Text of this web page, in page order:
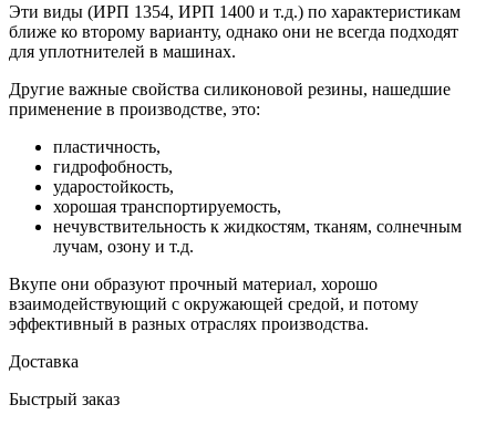
Эти виды (ИРП 1354, ИРП 1400 и т.д.) по характеристикам
ближе ко второму варианту, однако они не всегда подходят
для уплотнителей в машинах.
Другие важные свойства силиконовой резины, нашедшие
применение в производстве, это:
пластичность,
гидрофобность,
ударостойкость,
хорошая транспортируемость,
нечувствительность к жидкостям, тканям, солнечным
лучам, озону и т.д.
Вкупе они образуют прочный материал, хорошо
взаимодействующий с окружающей средой, и потому
эффективный в разных отраслях производства.
Доставка
Быстрый заказ